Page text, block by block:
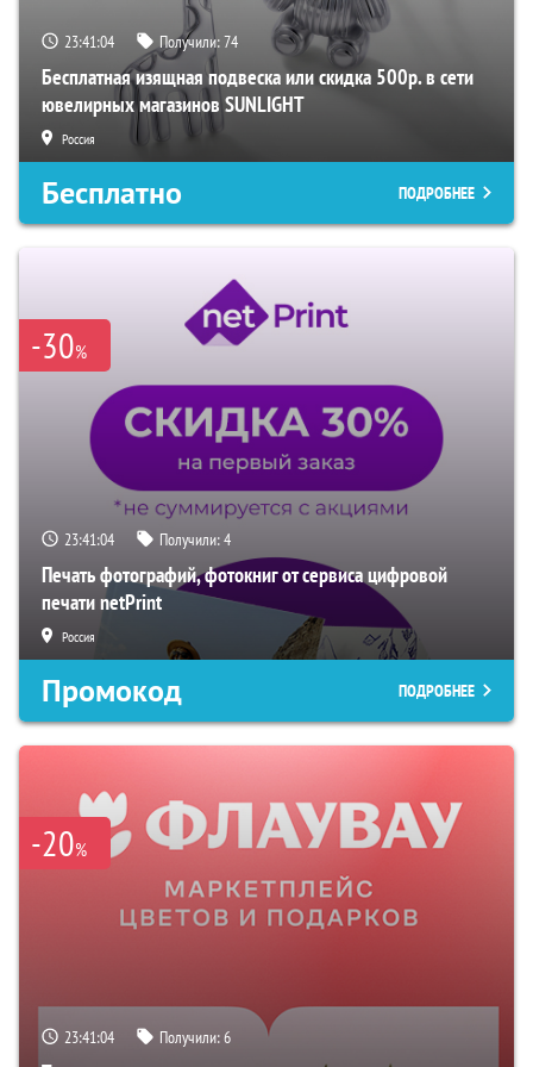
23:41:03 Получили:74
Бесплатная изящная подвеска или скидка 500р. в сети
ювелирных магазинов SUNLIGHT
Россия
Бесплатно ПОДРОБНЕЕ
-30%
23:41:03 Получили:4
Печать фотографий, фотокниг от сервиса цифровой
печати netPrint
Россия
Промокод ПОДРОБНЕЕ
-20%
23:41:03 Получили:6